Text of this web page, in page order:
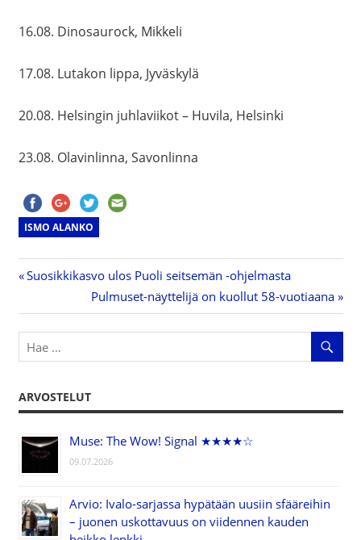
16.08. Dinosaurock, Mikkeli
17.08. Lutakon lippa, Jyväskylä
20.08. Helsingin juhlaviikot – Huvila, Helsinki
23.08. Olavinlinna, Savonlinna
ISMO ALANKO
Artikkelien
selaus
Previous
Suosikkikasvo ulos Puoli seitsemän -ohjelmasta
Next
Post:
Pulmuset-näyttelijä on kuollut 58-vuotiaana
ARVOSTELUT
Muse: The Wow! Signal ★★★★☆
09.07.2026
Arvio: Ivalo-sarjassa hypätään uusiin sfääreihin
– juonen uskottavuus on viidennen kauden